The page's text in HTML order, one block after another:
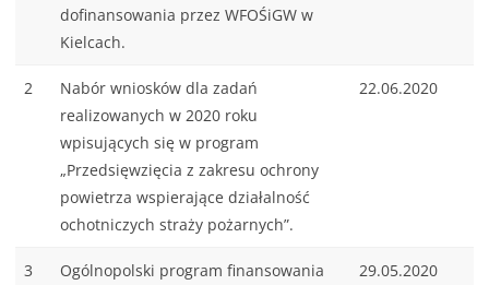
dofinansowania przez WFOŚiGW w
Kielcach.
2
Nabór wniosków dla zadań
realizowanych w 2020 roku
wpisujących się w program
„Przedsięwzięcia z zakresu ochrony
powietrza wspierające działalność
ochotniczych straży pożarnych”.
22.06.2020
3
Ogólnopolski program finansowania
29.05.2020